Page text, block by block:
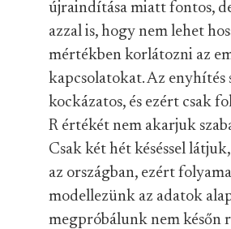
újraindítása miatt fontos,
azzal is, hogy nem lehet
mértékben korlátozni az
kapcsolatokat. Az enyhítés
kockázatos, és ezért csak
R értékét nem akarjuk
Csak két hét késéssel
az országban, ezért
modellezünk az adatok
megpróbálunk nem későn